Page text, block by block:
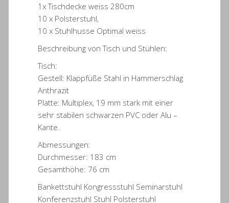
1x Tischdecke weiss 280cm
10 x Polsterstuhl,
10 x Stuhlhusse Optimal weiss
Beschreibung von Tisch und Stühlen:
Tisch:
Gestell: Klappfüße Stahl in Hammerschlag
Anthrazit
Platte: Multiplex, 19 mm stark mit einer
sehr stabilen schwarzen PVC oder Alu –
Kante.
Abmessungen:
Durchmesser: 183 cm
Gesamthöhe: 76 cm
Bankettstuhl Kongressstuhl Seminarstuhl
Konferenzstuhl Stuhl Polsterstuhl